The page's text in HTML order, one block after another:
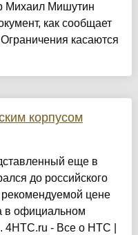
Михаил Мишутин
как сообщает
касаются
корпусом
еще в
до российского
цене
в официальном
- Все о HTC |